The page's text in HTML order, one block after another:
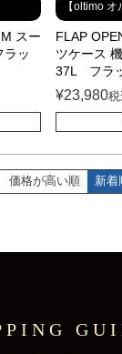
スー
ラッ
【oltimo オ
FLAP
ツケース
37L フラ
¥23,980税
価格が高い順 新着